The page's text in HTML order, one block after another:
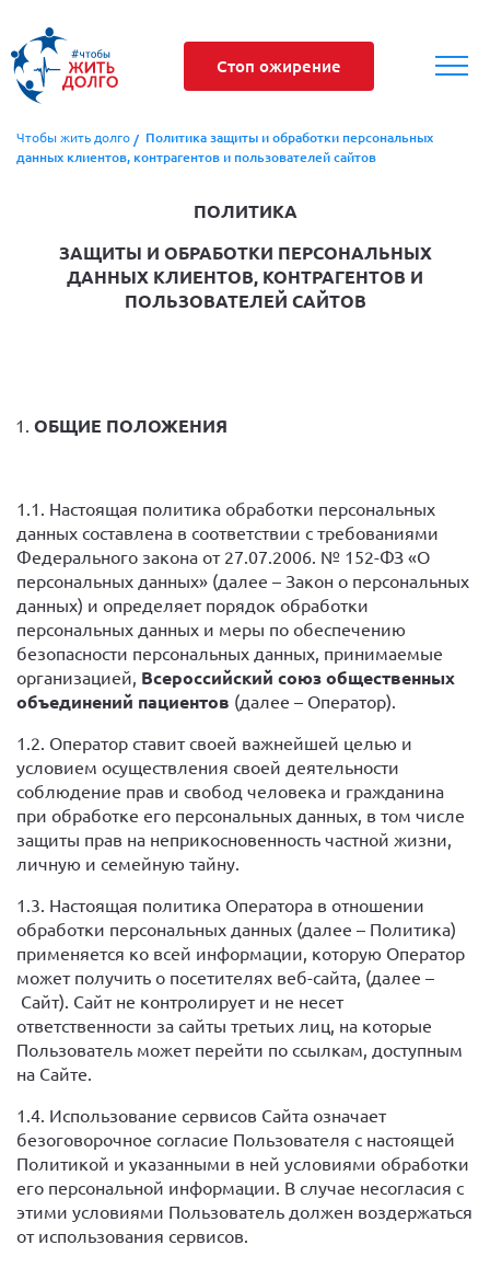
Стоп ожирение
Чтобы жить долго
Политика защиты и обработки персональных
данных клиентов, контрагентов и пользователей сайтов
ПОЛИТИКА
ЗАЩИТЫ И ОБРАБОТКИ ПЕРСОНАЛЬНЫХ
ДАННЫХ КЛИЕНТОВ, КОНТРАГЕНТОВ И
ПОЛЬЗОВАТЕЛЕЙ САЙТОВ
ОБЩИЕ ПОЛОЖЕНИЯ
1.1. Настоящая политика обработки персональных
данных составлена в соответствии с требованиями
Федерального закона от 27.07.2006. № 152-ФЗ «О
персональных данных» (далее – Закон о персональных
данных) и определяет порядок обработки
персональных данных и меры по обеспечению
безопасности персональных данных, принимаемые
организацией, Всероссийский союз общественных
объединений пациентов (далее – Оператор).
1.2. Оператор ставит своей важнейшей целью и
условием осуществления своей деятельности
соблюдение прав и свобод человека и гражданина
при обработке его персональных данных, в том числе
защиты прав на неприкосновенность частной жизни,
личную и семейную тайну.
1.3. Настоящая политика Оператора в отношении
обработки персональных данных (далее – Политика)
применяется ко всей информации, которую Оператор
может получить о посетителях веб-сайта, (далее –
Сайт). Сайт не контролирует и не несет
ответственности за сайты третьих лиц, на которые
Пользователь может перейти по ссылкам, доступным
на Сайте.
1.4. Использование сервисов Сайта означает
безоговорочное согласие Пользователя с настоящей
Политикой и указанными в ней условиями обработки
его персональной информации. В случае несогласия с
этими условиями Пользователь должен воздержаться
от использования сервисов.